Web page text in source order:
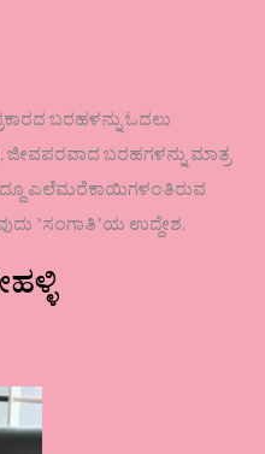
ಬರಹಳನ್ನು ಓದಲು
ಬರಹಗಳನ್ನು ಮಾತ್ರ
ಎಲೆಮರೆಕಾಯಿಗಳಂತಿರುವ
ʼಸಂಗಾತಿʼಯ ಉದ್ದೇಶ.